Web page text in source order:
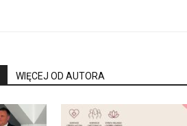
WIĘCEJ OD AUTORA